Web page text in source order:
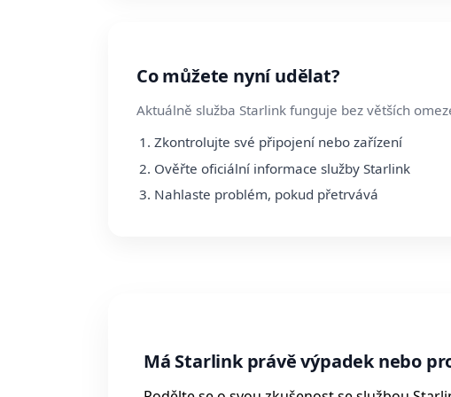
Co můžete nyní udělat?
Aktuálně služba Starlink funguje bez větších
Zkontrolujte své připojení nebo zařízení
Ověřte oficiální informace služby Starlink
Nahlaste problém, pokud přetrvává
Má Starlink právě výpadek nebo